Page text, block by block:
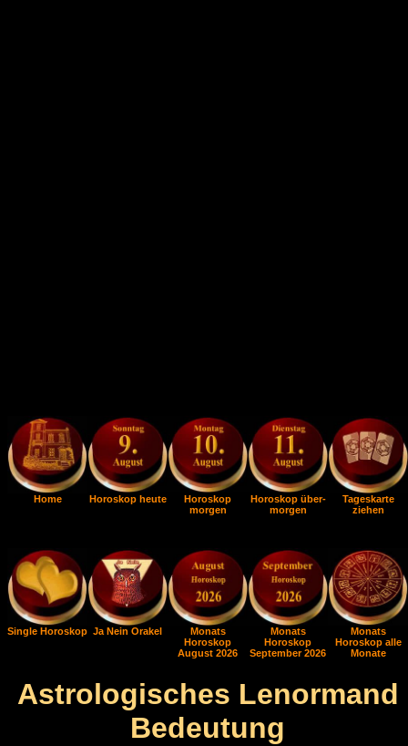
Home Horoskop heute
Horoskop
morgen
Horoskop über-
morgen
Tageskarte
ziehen
Single Horoskop Ja Nein Orakel
Monats
Horoskop
August 2026
Monats
Horoskop
September 2026
Monats
Horoskop alle
Monate
Astrologisches Lenormand
Bedeutung